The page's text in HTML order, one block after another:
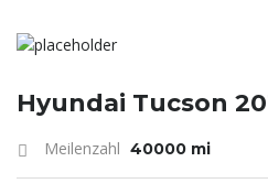
Hyundai Tucson
Meilenzahl 40000 mi